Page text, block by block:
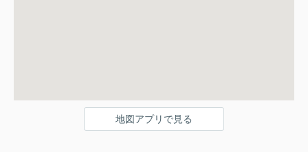
地図アプリで見る